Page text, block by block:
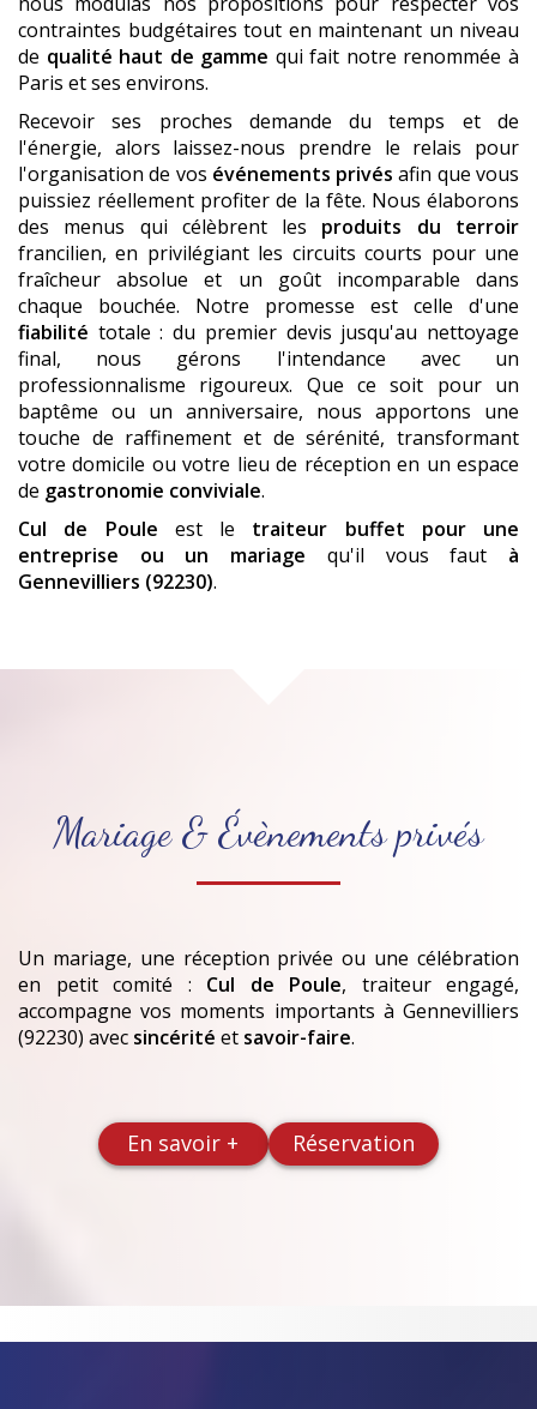
contraintes budgétaires tout en maintenant un niveau
de qualité haut de gamme qui fait notre renommée à
Paris et ses environs.
Recevoir ses proches demande du temps et de
l'énergie, alors laissez-nous prendre le relais pour
l'organisation de vos événements privés afin que vous
puissiez réellement profiter de la fête. Nous élaborons
des menus qui célèbrent les produits du terroir
francilien, en privilégiant les circuits courts pour une
fraîcheur absolue et un goût incomparable dans
chaque bouchée. Notre promesse est celle d'une
fiabilité totale : du premier devis jusqu'au nettoyage
final, nous gérons l'intendance avec un
professionnalisme rigoureux. Que ce soit pour un
baptême ou un anniversaire, nous apportons une
touche de raffinement et de sérénité, transformant
votre domicile ou votre lieu de réception en un espace
de gastronomie conviviale.
Cul de Poule est le traiteur buffet pour une
entreprise ou un mariage qu'il vous faut à
Gennevilliers (92230).
Mariage & Évènements privés
Un mariage, une réception privée ou une célébration
en petit comité : Cul de Poule, traiteur engagé,
accompagne vos moments importants à Gennevilliers
(92230) avec sincérité et savoir-faire.
En savoir + Réservation